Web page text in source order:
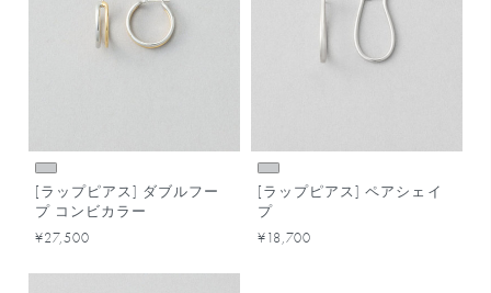
[ラップピアス] ダブルフー
プ コンビカラー
¥27,500
[ラップピアス] ペアシェイ
プ
¥18,700